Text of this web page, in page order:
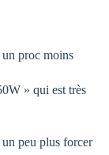
un proc moins
» qui est très
peu plus forcer